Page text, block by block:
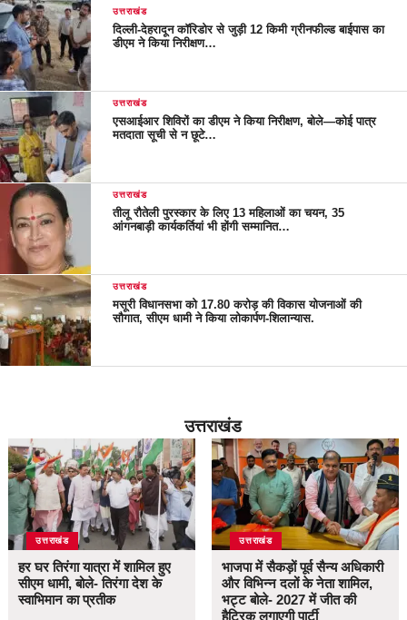
उत्तराखंड
दिल्ली-देहरादून कॉरिडोर से जुड़ी 12 किमी ग्रीनफील्ड बाईपास का
डीएम ने किया निरीक्षण…
उत्तराखंड
एसआईआर शिविरों का डीएम ने किया निरीक्षण, बोले—कोई पात्र
मतदाता सूची से न छूटे…
उत्तराखंड
तीलू रौतेली पुरस्कार के लिए 13 महिलाओं का चयन, 35
आंगनबाड़ी कार्यकर्तियां भी होंगी सम्मानित…
उत्तराखंड
मसूरी विधानसभा को 17.80 करोड़ की विकास योजनाओं की
सौगात, सीएम धामी ने किया लोकार्पण-शिलान्यास.
उत्तराखंड
उत्तराखंड
हर घर तिरंगा यात्रा में शामिल हुए
सीएम धामी, बोले- तिरंगा देश के
स्वाभिमान का प्रतीक
उत्तराखंड
भाजपा में सैकड़ों पूर्व सैन्य अधिकारी
और विभिन्न दलों के नेता शामिल,
भट्ट बोले- 2027 में जीत की
हैट्रिक लगाएगी पार्टी